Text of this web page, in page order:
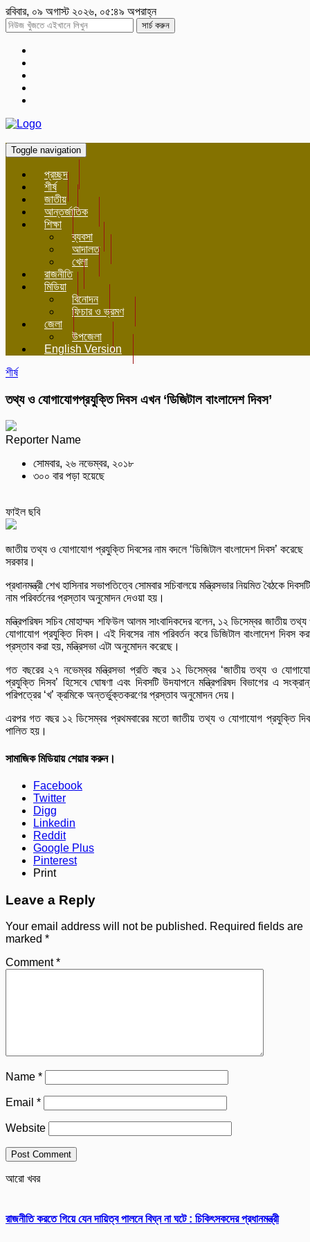
রবিবার, ০৯ অগাস্ট ২০২৬, ০৫:৪৯ অপরাহ্ন
সার্চ করুন
Toggle navigation
প্রচ্ছদ
শীর্ষ
জাতীয়
আন্তর্জাতিক
শিক্ষা
ব্যবসা
আদালত
খেলা
রাজনীতি
মিডিয়া
বিনোদন
ফিচার ও ভ্রমণ
জেলা
উপজেলা
English Version
শীর্ষ
তথ্য ও যোগাযোগপ্রযুক্তি দিবস এখন ‘ডিজিটাল বাংলাদেশ দিবস’
Reporter Name
সোমবার, ২৬ নভেম্বর, ২০১৮
৩০০ বার পড়া হয়েছে
ফাইল ছবি
জাতীয় তথ্য ও যোগাযোগ প্রযুক্তি দিবসের নাম বদলে ‘ডিজিটাল বাংলাদেশ দিবস’ করেছে
সরকার।
প্রধানমন্ত্রী শেখ হাসিনার সভাপতিত্বে সোমবার সচিবালয়ে মন্ত্রিসভার নিয়মিত বৈঠকে
নাম পরিবর্তনের প্রস্তাব অনুমোদন দেওয়া হয়।
মন্ত্রিপরিষদ সচিব মোহাম্মদ শফিউল আলম সাংবাদিকদের বলেন, ১২ ডিসেম্বর জাতীয়
যোগাযোগ প্রযুক্তি দিবস। এই দিবসের নাম পরিবর্তন করে ডিজিটাল বাংলাদেশ দিবস
প্রস্তাব করা হয়, মন্ত্রিসভা এটা অনুমোদন করেছে।
গত বছরের ২৭ নভেম্বর মন্ত্রিসভা প্রতি বছর ১২ ডিসেম্বর ‘জাতীয় তথ্য ও
প্রযুক্তি দিসব’ হিসেবে ঘোষণা এবং দিবসটি উদযাপনে মন্ত্রিপরিষদ বিভাগের এ
পরিপত্রের ‘খ’ ক্রমিকে অন্তর্ভুক্তকরণের প্রস্তাব অনুমোদন দেয়।
এরপর গত বছর ১২ ডিসেম্বর প্রথমবারের মতো জাতীয় তথ্য ও যোগাযোগ প্রযুক্তি
পালিত হয়।
সামাজিক মিডিয়ায় শেয়ার করুন।
Facebook
Twitter
Digg
Linkedin
Reddit
Google Plus
Pinterest
Print
Leave a Reply
Your email address will not be published. Required fields are
marked *
Comment*
Name *
Email *
Website
আরো খবর
রাজনীতি করতে গিয়ে যেন দায়িত্ব পালনে বিঘ্ন না ঘটে : চিকিৎসকদের প্রধানমন্ত্রী